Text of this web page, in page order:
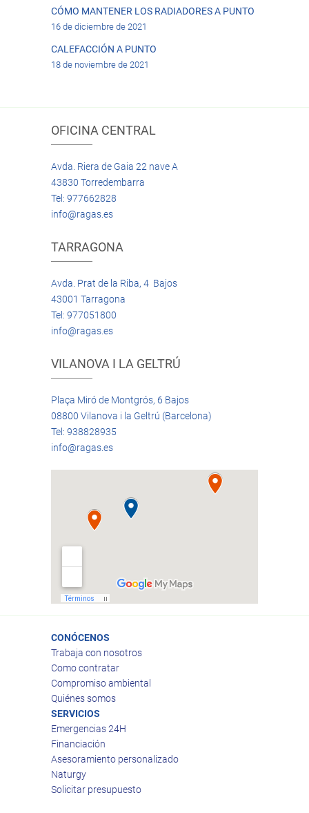
CÓMO MANTENER LOS RADIADORES A PUNTO
16 de diciembre de 2021
CALEFACCIÓN A PUNTO
18 de noviembre de 2021
OFICINA CENTRAL
Avda. Riera de Gaia 22 nave A
43830 Torredembarra
Tel: 977662828
info@ragas.es
TARRAGONA
Avda. Prat de la Riba, 4 Bajos
43001 Tarragona
Tel: 977051800
info@ragas.es
VILANOVA I LA GELTRÚ
Plaça Miró de Montgrós, 6 Bajos
08800 Vilanova i la Geltrú (Barcelona)
Tel: 938828935
info@ragas.es
CONÓCENOS
Trabaja con nosotros
Como contratar
Compromiso ambiental
Quiénes somos
SERVICIOS
Emergencias 24H
Financiación
Asesoramiento personalizado
Naturgy
Solicitar presupuesto